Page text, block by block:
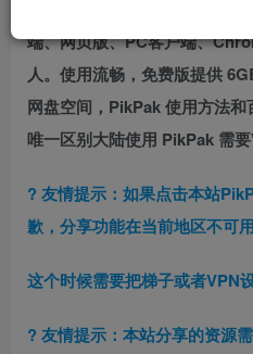
网盘、在线播放等功能，目
端、网页版、PC客户端、
人。使用流畅，免费版提供
网盘空间，PikPak 使用方法和
唯一区别大陆使用 PikPak 需要
? 友情提示：如果点击本站
歉，分享功能在当前地区不可用
这个时候需要把梯子或者VPN
? 友情提示：本站分享的资源